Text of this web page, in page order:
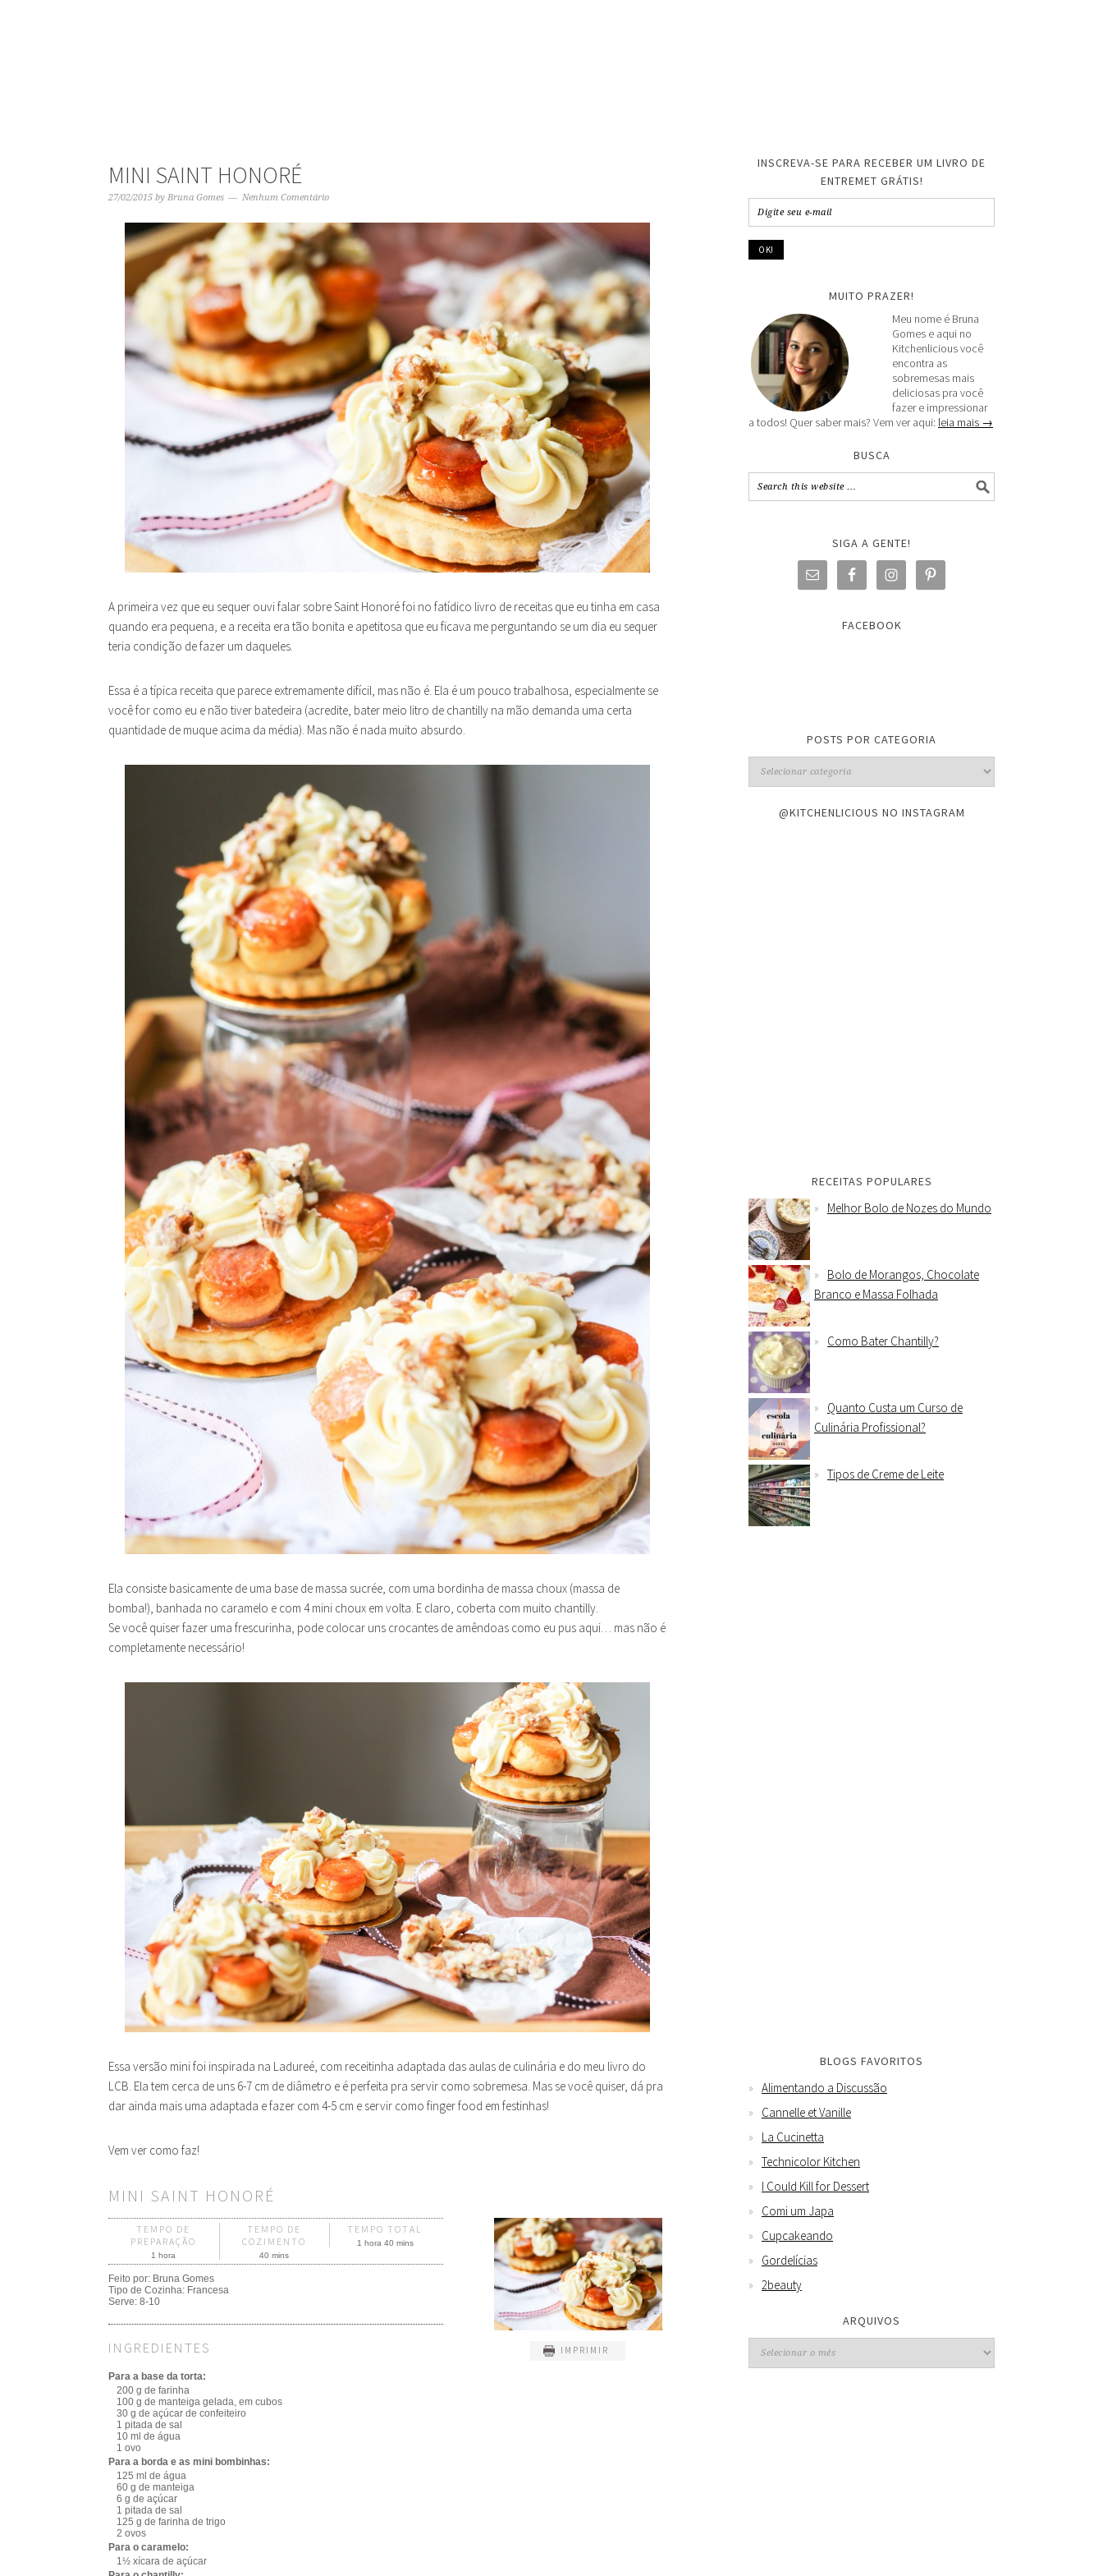
MINI SAINT HONORÉ
27/02/2015 by Bruna Gomes Nenhum Comentário
A primeira vez que eu sequer ouvi falar sobre Saint Honoré foi no fatídico livro de receitas que eu tinha em casa
quando era pequena, e a receita era tão bonita e apetitosa que eu ficava me perguntando se um dia eu sequer
teria condição de fazer um daqueles.
Essa é a típica receita que parece extremamente difícil, mas não é. Ela é um pouco trabalhosa, especialmente se
você for como eu e não tiver batedeira (acredite, bater meio litro de chantilly na mão demanda uma certa
quantidade de muque acima da média). Mas não é nada muito absurdo.
Ela consiste basicamente de uma base de massa sucrée, com uma bordinha de massa choux (massa de
bomba!), banhada no caramelo e com 4 mini choux em volta. E claro, coberta com muito chantilly.
Se você quiser fazer uma frescurinha, pode colocar uns crocantes de amêndoas como eu pus aqui… mas não é
completamente necessário!
Essa versão mini foi inspirada na Ladureé, com receitinha adaptada das aulas de culinária e do meu livro do
LCB. Ela tem cerca de uns 6-7 cm de diâmetro e é perfeita pra servir como sobremesa. Mas se você quiser, dá pra
dar ainda mais uma adaptada e fazer com 4-5 cm e servir como finger food em festinhas!
Vem ver como faz!
MINI SAINT HONORÉ
IMPRIMIR
TEMPO DE
PREPARAÇÃO
1 hora
TEMPO DE
COZIMENTO
40 mins
TEMPO TOTAL
1 hora 40 mins
Feito por: Bruna Gomes
Tipo de Cozinha: Francesa
Serve: 8-10
INGREDIENTES
Para a base da torta:
200 g de farinha
100 g de manteiga gelada, em cubos
30 g de açúcar de confeiteiro
1 pitada de sal
10 ml de água
1 ovo
Para a borda e as mini bombinhas:
125 ml de água
60 g de manteiga
6 g de açúcar
1 pitada de sal
125 g de farinha de trigo
2 ovos
Para o caramelo:
1½ xícara de açúcar
INSCREVA-SE PARA RECEBER UM LIVRO DE
ENTREMET GRÁTIS!
MUITO PRAZER!
Meu nome é Bruna
Gomes e aqui no
Kitchenlicious você
encontra as
sobremesas mais
deliciosas pra você
fazer e impressionar
a todos! Quer saber mais? Vem ver aqui: leia mais →
BUSCA
SIGA A GENTE!
FACEBOOK
POSTS POR CATEGORIA
@KITCHENLICIOUS NO INSTAGRAM
RECEITAS POPULARES
Melhor Bolo de Nozes do Mundo
Bolo de Morangos, Chocolate
Branco e Massa Folhada
Como Bater Chantilly?
Quanto Custa um Curso de
Culinária Profissional?
Tipos de Creme de Leite
BLOGS FAVORITOS
Alimentando a Discussão
Cannelle et Vanille
La Cucinetta
Technicolor Kitchen
I Could Kill for Dessert
Comi um Japa
Cupcakeando
Gordelícias
2beauty
ARQUIVOS